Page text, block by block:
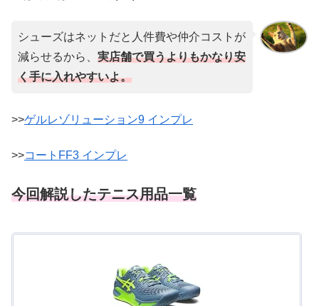
シューズはネットだと人件費や仲介コストが
減らせるから、 実店舗で買うよりもかなり安
く手に入れやすいよ。
>>ゲルレゾリューション9 インプレ
>>コートFF3 インプレ
今回解説したテニス用品一覧